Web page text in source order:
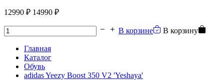
12990 ₽ 14990 ₽
В корзине В корзину
Главная
Каталог
Обувь
adidas Yeezy Boost 350 V2 'Yeshaya'